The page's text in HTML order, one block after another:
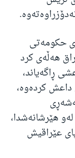
حکومەتی
هەڵەی کرد
داعشی ڕاگەیاند،
داعش کردەوە،
هێرشانەشدا،
عێراقیش